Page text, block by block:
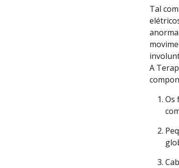
Tal
A
Os